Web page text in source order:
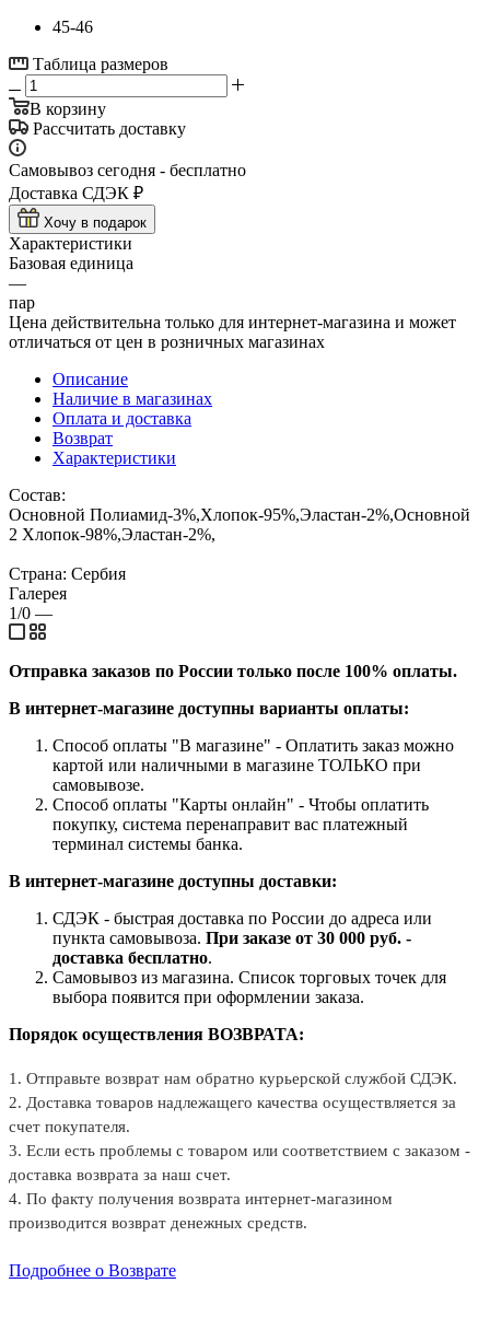
45-46
Таблица размеров
В корзину
Рассчитать доставку
Самовывоз сегодня - бесплатно
Доставка СДЭК ₽
Хочу в подарок
Характеристики
Базовая единица
—
пар
Цена действительна только для интернет-магазина и может
отличаться от цен в розничных магазинах
Описание
Наличие в магазинах
Оплата и доставка
Возврат
Характеристики
Состав:
Основной Полиамид-3%,Хлопок-95%,Эластан-2%,Основной
2 Хлопок-98%,Эластан-2%,
Страна: Сербия
Галерея
1/0 —
Отправка заказов по России только после 100% оплаты.
В интернет-магазине доступны варианты оплаты:
Способ оплаты "В магазине" - Оплатить заказ можно
картой или наличными в магазине ТОЛЬКО при
самовывозе.
Способ оплаты "Карты онлайн" - Чтобы оплатить
покупку, система перенаправит вас платежный
терминал системы банка.
В интернет-магазине доступны доставки:
СДЭК - быстрая доставка по России до адреса или
пункта самовывоза. При заказе от 30 000 руб. -
доставка бесплатно.
Самовывоз из магазина. Список торговых точек для
выбора появится при оформлении заказа.
Порядок осуществления ВОЗВРАТА:
1. Отправьте возврат нам обратно курьерской службой СДЭК.
2. Доставка товаров надлежащего качества осуществляется за
счет покупателя.
3. Если есть проблемы с товаром или соответствием с заказом -
доставка возврата за наш счет.
4. По факту получения возврата интернет-магазином
производится возврат денежных средств.
Подробнее о Возврате